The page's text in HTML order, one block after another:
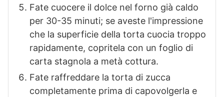
Fate cuocere il dolce nel forno già caldo
per 30-35 minuti; se aveste l'impressione
che la superficie della torta cuocia troppo
rapidamente, copritela con un foglio di
carta stagnola a metà cottura.
Fate raffreddare la torta di zucca
completamente prima di capovolgerla e